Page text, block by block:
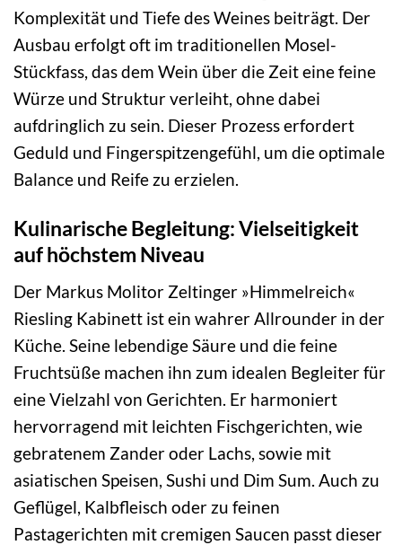
Komplexität und Tiefe des Weines beiträgt. Der
Ausbau erfolgt oft im traditionellen Mosel-
Stückfass, das dem Wein über die Zeit eine feine
Würze und Struktur verleiht, ohne dabei
aufdringlich zu sein. Dieser Prozess erfordert
Geduld und Fingerspitzengefühl, um die optimale
Balance und Reife zu erzielen.
Kulinarische Begleitung: Vielseitigkeit
auf höchstem Niveau
Der Markus Molitor Zeltinger »Himmelreich«
Riesling Kabinett ist ein wahrer Allrounder in der
Küche. Seine lebendige Säure und die feine
Fruchtsüße machen ihn zum idealen Begleiter für
eine Vielzahl von Gerichten. Er harmoniert
hervorragend mit leichten Fischgerichten, wie
gebratenem Zander oder Lachs, sowie mit
asiatischen Speisen, Sushi und Dim Sum. Auch zu
Geflügel, Kalbfleisch oder zu feinen
Pastagerichten mit cremigen Saucen passt dieser